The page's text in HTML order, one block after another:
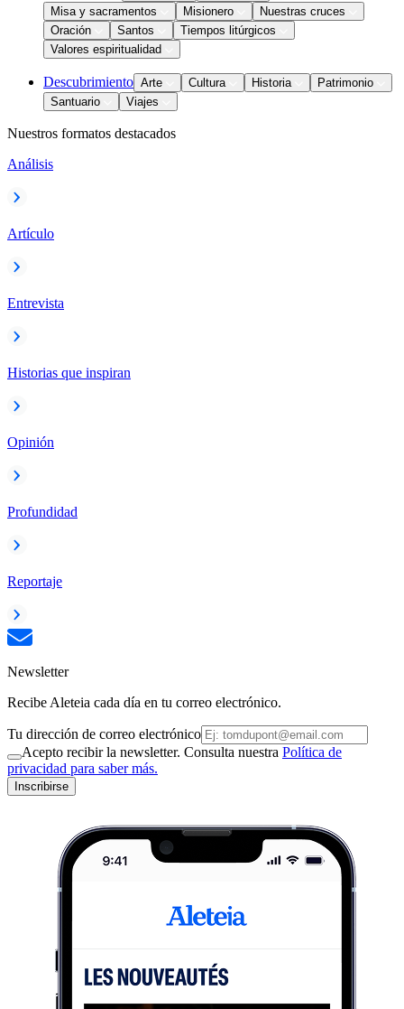
Misa y sacramentos
Misionero
Nuestras cruces
Oración
Santos
Tiempos litúrgicos
Valores espiritualidad
Descubrimiento Arte Cultura Historia
Patrimonio
Santuario
Viajes
Nuestros formatos destacados
Análisis
Artículo
Entrevista
Historias que inspiran
Opinión
Profundidad
Reportaje
Newsletter
Recibe Aleteia cada día en tu correo electrónico.
Tu dirección de correo electrónico
Acepto recibir la newsletter. Consulta nuestra Política de
privacidad para saber más.
Inscribirse